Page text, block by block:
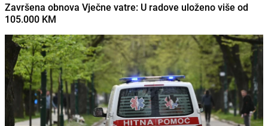
Završena obnova Vječne vatre: U radove uloženo više od
105.000 KM